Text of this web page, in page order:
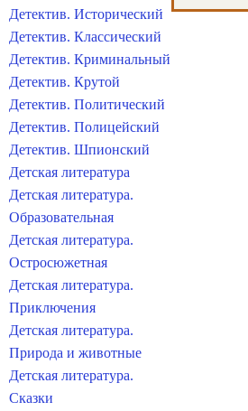
Детектив. Исторический
Детектив. Классический
Детектив. Криминальный
Детектив. Крутой
Детектив. Политический
Детектив. Полицейский
Детектив. Шпионский
Детская литература
Детская литература.
Образовательная
Детская литература.
Остросюжетная
Детская литература.
Приключения
Детская литература.
Природа и животные
Детская литература.
Сказки